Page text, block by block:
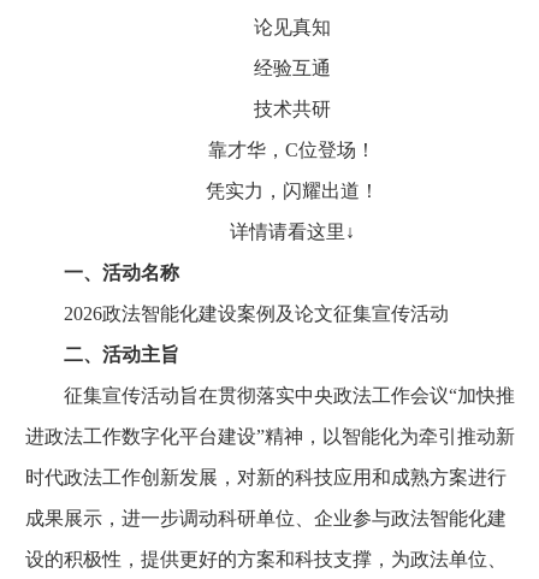
论见真知
经验互通
技术共研
靠才华，C位登场！
凭实力，闪耀出道！
详情请看这里↓
一、活动名称
2026政法智能化建设案例及论文征集宣传活动
二、活动主旨
征集宣传活动旨在贯彻落实中央政法工作会议“加快推
进政法工作数字化平台建设”精神，以智能化为牵引推动新
时代政法工作创新发展，对新的科技应用和成熟方案进行
成果展示，进一步调动科研单位、企业参与政法智能化建
设的积极性，提供更好的方案和科技支撑，为政法单位、